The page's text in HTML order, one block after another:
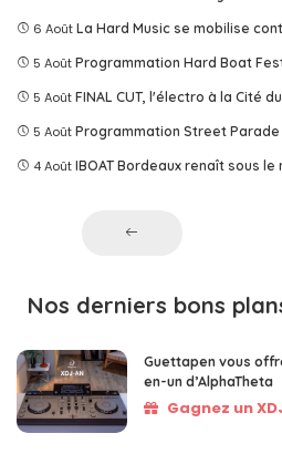
6 Août La Hard Music se mobilise
5 Août Programmation Hard Boat
5 Août FINAL CUT, l'électro à la Cité
5 Août Programmation Street Parade
4 Août IBOAT Bordeaux renaît sous le
Nos derniers bons
Guettapen vous
en-un d’AlphaTheta
Gagnez un